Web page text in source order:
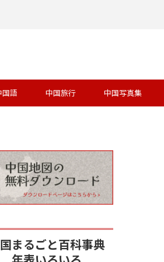
国語 中国旅行 中国写真集
まるごと百科事典